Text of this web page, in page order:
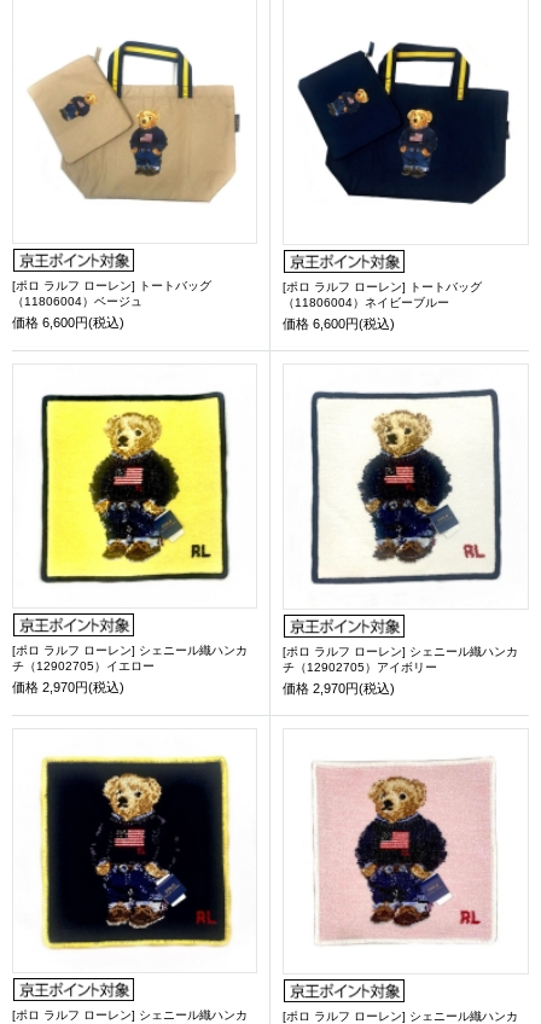
[ポロ ラルフ ローレン] トートバッグ
（11806004）ベージュ
価格 6,600円(税込)
[ポロ ラルフ ローレン] トートバッグ
（11806004）ネイビーブルー
価格 6,600円(税込)
[ポロ ラルフ ローレン] シェニール織ハンカ
チ（12902705）イエロー
価格 2,970円(税込)
[ポロ ラルフ ローレン] シェニール織ハンカ
チ（12902705）アイボリー
価格 2,970円(税込)
[ポロ ラルフ ローレン] シェニール織ハンカ
[ポロ ラルフ ローレン] シェニール織ハンカ